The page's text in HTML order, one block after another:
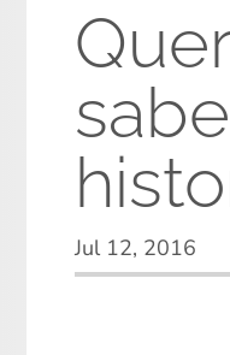
Jul 12, 2016